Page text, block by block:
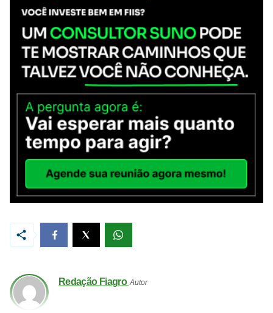
Redação Fiagro Autor